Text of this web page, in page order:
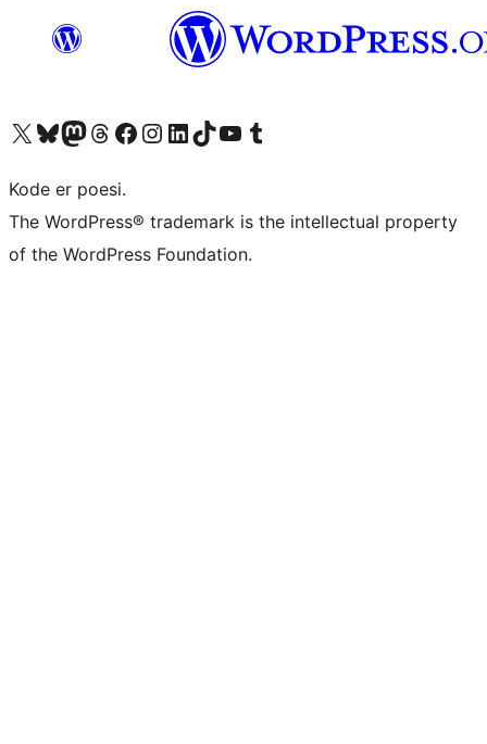
Besøg vores X (tidligere Twitter) konto
Besøg vores Bluesky-konto
Besøg vores Mastodon konto
Besøg vores Threads-konto
Besøg vores Facebook sideBesøg vores Instagram konto
Besøg vores LinkedIn konto
Besøg vores TikTok-konto
Besøg vores YouTube-kanalBesøg vores Tumblr-konto
Kode er poesi.
The WordPress® trademark is the intellectual property
of the WordPress Foundation.